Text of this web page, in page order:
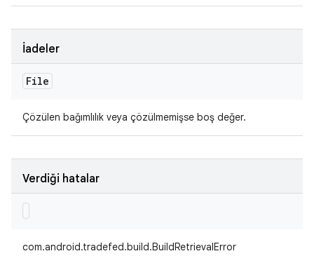
İadeler
File
Çözülen bağımlılık veya çözülmemişse boş değer.
Verdiği hatalar
com.android.tradefed.build.BuildRetrievalError